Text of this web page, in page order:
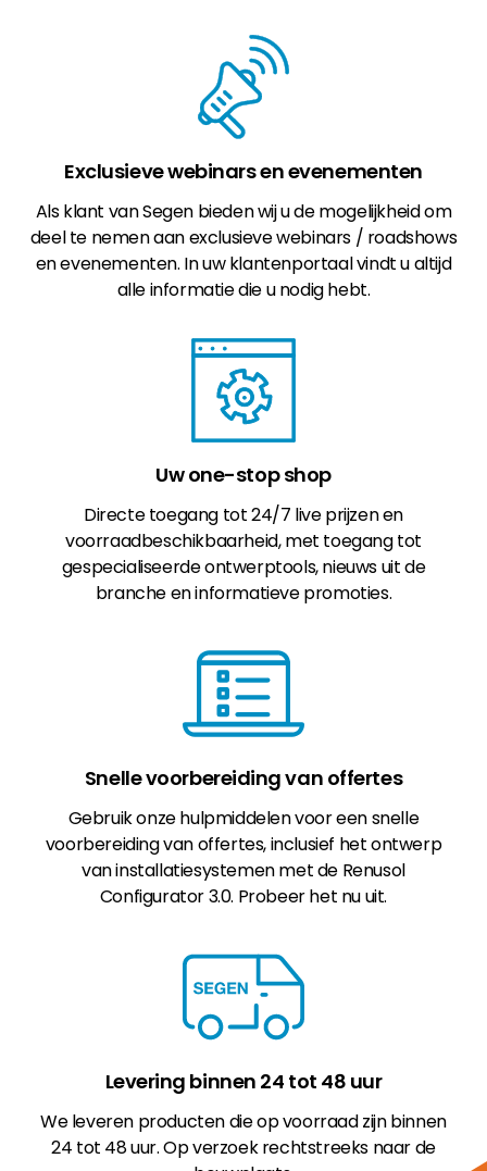
Exclusieve webinars en evenementen
Als klant van Segen bieden wij u de mogelijkheid om
deel te nemen aan exclusieve webinars / roadshows
en evenementen. In uw klantenportaal vindt u altijd
alle informatie die u nodig hebt.
Uw one-stop shop
Directe toegang tot 24/7 live prijzen en
voorraadbeschikbaarheid, met toegang tot
gespecialiseerde ontwerptools, nieuws uit de
branche en informatieve promoties.
Snelle voorbereiding van offertes
Gebruik onze hulpmiddelen voor een snelle
voorbereiding van offertes, inclusief het ontwerp
van installatiesystemen met de Renusol
Configurator 3.0. Probeer het nu uit.
Levering binnen 24 tot 48 uur
We leveren producten die op voorraad zijn binnen
24 tot 48 uur. Op verzoek rechtstreeks naar de